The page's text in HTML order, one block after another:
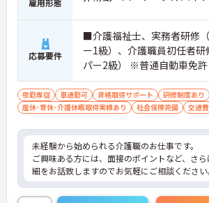
応募要件
■介護福祉士、実務者研修
ー1級）、介護職員初任者
パー2級） ※普通自動車免
お持ちの方 ※未経験者応相
夜勤専従 車通勤可 資格取得サポート
研修制度あり
産休･育休･介護休暇取得実績あり
社会保険完備 交通
未経験から始められる介護職のお仕事です。
ご興味ある方には、面接のポイントなど、さ
細をお話致しますのでお気軽にご相談ください